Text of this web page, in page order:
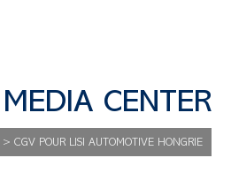
MEDIA CENTER
> CGV POUR LISI AUTOMOTIVE HONGRIE